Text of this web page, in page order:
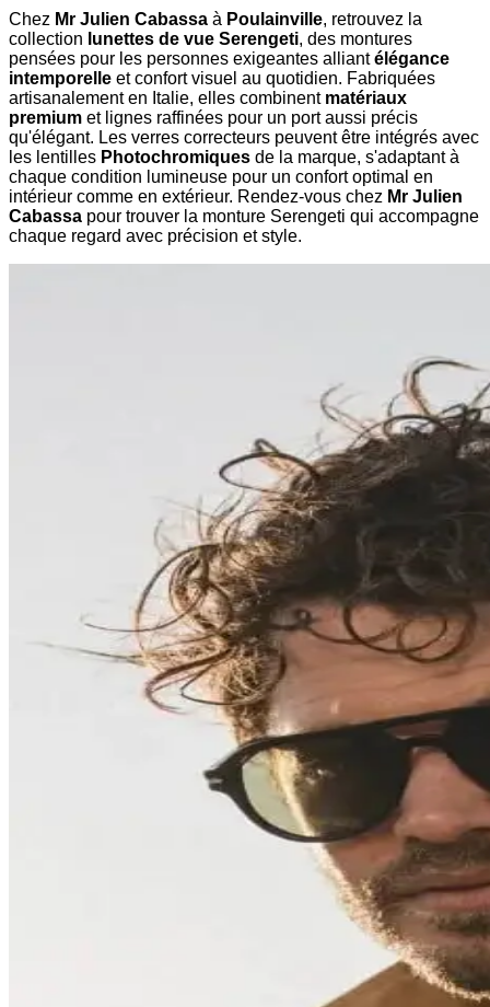
Chez Mr Julien Cabassa à Poulainville, retrouvez la
collection lunettes de vue Serengeti, des montures
pensées pour les personnes exigeantes alliantélégance
intemporelle et confort visuel au quotidien. Fabriquées
artisanalement en Italie, elles combinent matériaux
premium et lignes raffinées pour un port aussi précis
qu'élégant. Les verres correcteurs peuvent être intégrés avec
les lentilles Photochromiques de la marque, s'adaptant à
chaque condition lumineuse pour un confort optimal en
intérieur comme en extérieur. Rendez-vous chez Mr Julien
Cabassa pour trouver la monture Serengeti qui accompagne
chaque regard avec précision et style.